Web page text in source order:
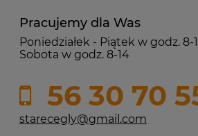
Pracujemy dla Was
Poniedziałek - Piątek w godz. 8-
Sobota w godz. 8-14
56 30 70
starecegly@gmail.com